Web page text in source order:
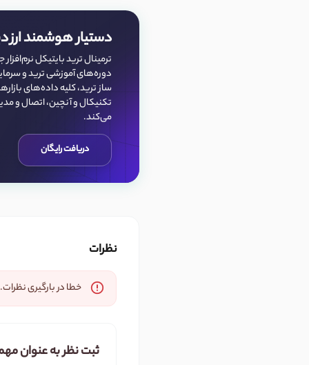
دستیار هوشمند ارز
ترمینال ترید بایتیکل
دوره‌های آموزشی ترید و
ساز ترید، کلیه داده‌‌های
تکنیکال و آنچین، اتصال و
می‌کند.
دریافت رایگان
نظرات
خطا در بارگیری
ثبت نظر به عنوان